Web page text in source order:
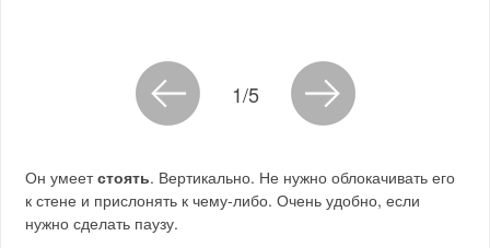
1/5
Он умеетстоять. Вертикально. Не нужно облокачивать его
к стене и прислонять к чему-либо. Очень удобно, если
нужно сделать паузу.